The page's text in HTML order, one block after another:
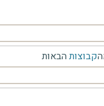
קבוצותהבאות